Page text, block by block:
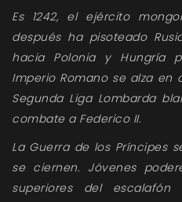
Es 1242, el ejército
después ha pisoteado
hacia Polonia y Hungría
Imperio Romano se alza en
Segunda Liga Lombarda
combate a Federico II.
La Guerra de los Príncipes
se ciernen. Jóvenes
superiores del